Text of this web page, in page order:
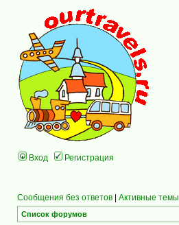
Вход Регистрация
Сообщения без ответов | Активные темы
Список форумов